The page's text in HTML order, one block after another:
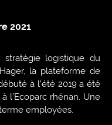
2021
logistique du
la plateforme de
à l’été 2019 a été
l’Ecoparc rhénan. Une
employées.